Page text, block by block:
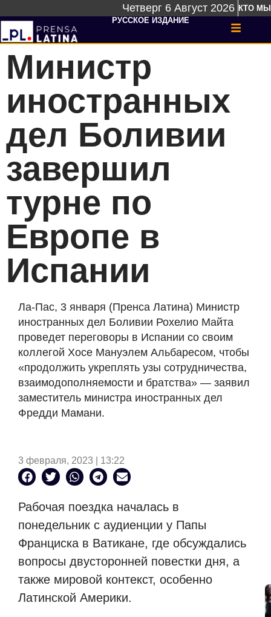
Четверг 6 Август 2026 КТО МЫ
РУССКОЕ ИЗДАНИЕ
Министр
иностранных
дел Боливии
завершил
турне по
Европе в
Испании
Ла-Пас, 3 января (Пренса Латина) Министр
иностранных дел Боливии Рохелио Майта
проведет переговоры в Испании со своим
коллегой Хосе Мануэлем Альбаресом, чтобы
«продолжить укреплять узы сотрудничества,
взаимодополняемости и братства» — заявил
заместитель министра иностранных дел
Фредди Мамани.
3 февраля, 2023 | 13:22
Рабочая поездка началась в
понедельник с аудиенции у Папы
Франциска в Ватикане, где обсуждались
вопросы двусторонней повестки дня, а
также мировой контекст, особенно
Латинской Америки.